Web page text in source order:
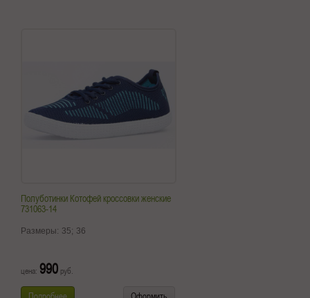
Полуботинки Котофей кроссовки женские
731063-14
Размеры: 35; 36
цена: 990 руб.